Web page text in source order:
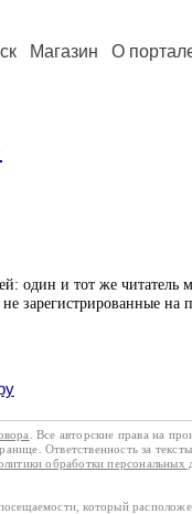
Магазин О
один и тот же читатель
зарегистрированные на
. Все авторские права на
Ответственность за тексты
обработки персональных
который